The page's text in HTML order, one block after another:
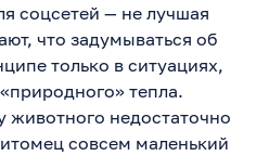
соцсетей — не лучшая
что задумываться об
только в ситуациях,
тепла.
животного недостаточно
совсем маленький